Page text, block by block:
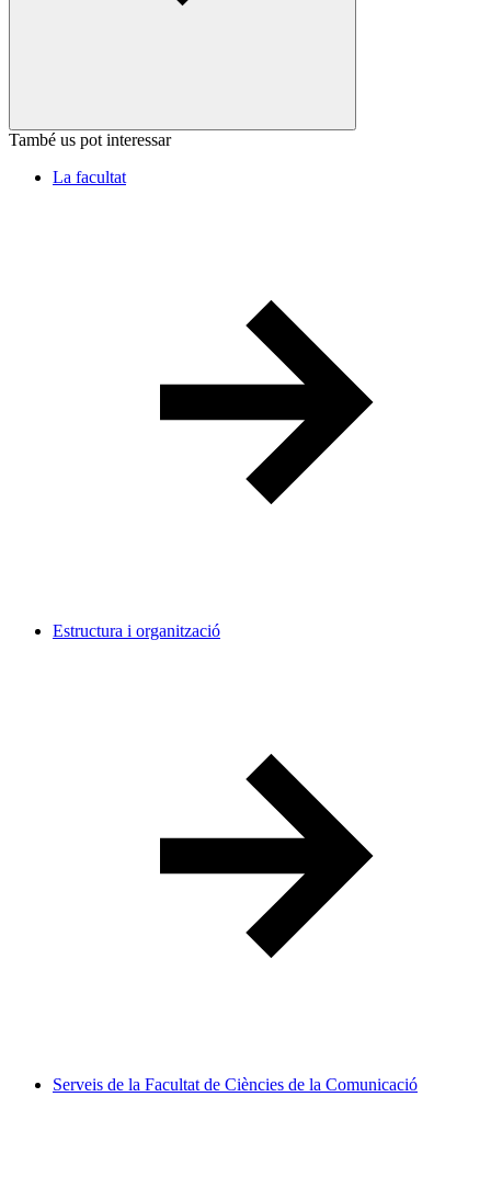
També us pot interessar
La facultat
Estructura i organització
Serveis de la Facultat de Ciències de la Comunicació